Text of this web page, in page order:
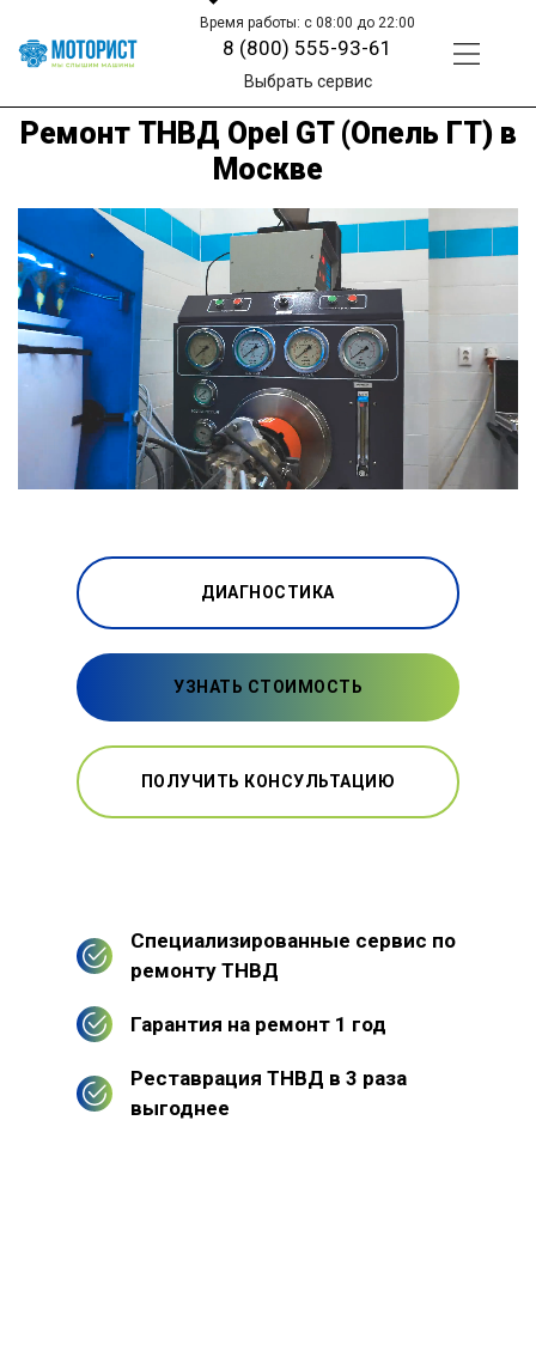
Время работы: с 08:00 до 22:00
8 (800) 555-93-61
Выбрать сервис
Ремонт ТНВД Opel GT (Опель ГТ) в
Москве
ДИАГНОСТИКА
УЗНАТЬ СТОИМОСТЬ
ПОЛУЧИТЬ КОНСУЛЬТАЦИЮ
Специализированные сервис по
ремонту ТНВД
Гарантия на ремонт 1 год
Реставрация ТНВД в 3 раза
выгоднее